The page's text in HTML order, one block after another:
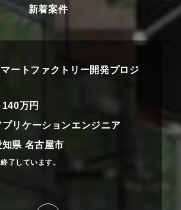
新着案件
マートファクトリー開発プロジ
140万円
プリケーションエンジニア
知県 名古屋市
了しています。